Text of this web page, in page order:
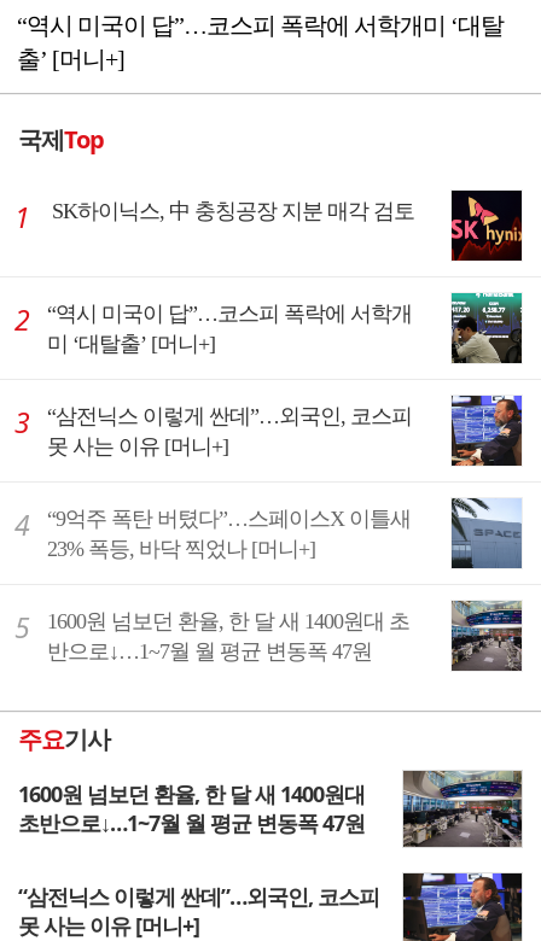
“역시 미국이 답”…코스피 폭락에 서학개미 ‘대탈
출’ [머니+]
국제Top
SK하이닉스, 中 충칭공장 지분 매각 검토
“역시 미국이 답”…코스피 폭락에 서학개
미 ‘대탈출’ [머니+]
“삼전닉스 이렇게 싼데”…외국인, 코스피
못 사는 이유 [머니+]
“9억주 폭탄 버텼다”…스페이스X 이틀새
23% 폭등, 바닥 찍었나 [머니+]
1600원 넘보던 환율, 한 달 새 1400원대 초
반으로↓…1~7월 월 평균 변동폭 47원
주요기사
1600원 넘보던 환율, 한 달 새 1400원대
초반으로↓…1~7월 월 평균 변동폭 47원
“삼전닉스 이렇게 싼데”…외국인, 코스피
못 사는 이유 [머니+]